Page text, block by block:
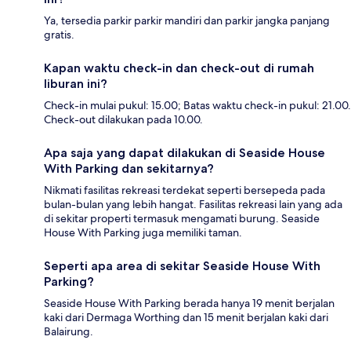
Ya, tersedia parkir parkir mandiri dan parkir jangka panjang
gratis.
Kapan waktu check-in dan check-out di rumah
liburan ini?
Check-in mulai pukul: 15.00; Batas waktu check-in pukul: 21.00.
Check-out dilakukan pada 10.00.
Apa saja yang dapat dilakukan di Seaside House
With Parking dan sekitarnya?
Nikmati fasilitas rekreasi terdekat seperti bersepeda pada
bulan-bulan yang lebih hangat. Fasilitas rekreasi lain yang ada
di sekitar properti termasuk mengamati burung. Seaside
House With Parking juga memiliki taman.
Seperti apa area di sekitar Seaside House With
Parking?
Seaside House With Parking berada hanya 19 menit berjalan
kaki dari Dermaga Worthing dan 15 menit berjalan kaki dari
Balairung.